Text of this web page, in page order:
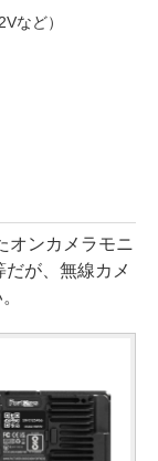
など）
オンカメラモニ
が、無線カメ